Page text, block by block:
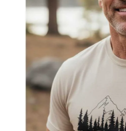
OKAMŽITĚ K ODBĚRU
MÁM SRDCE POMÁHÁM